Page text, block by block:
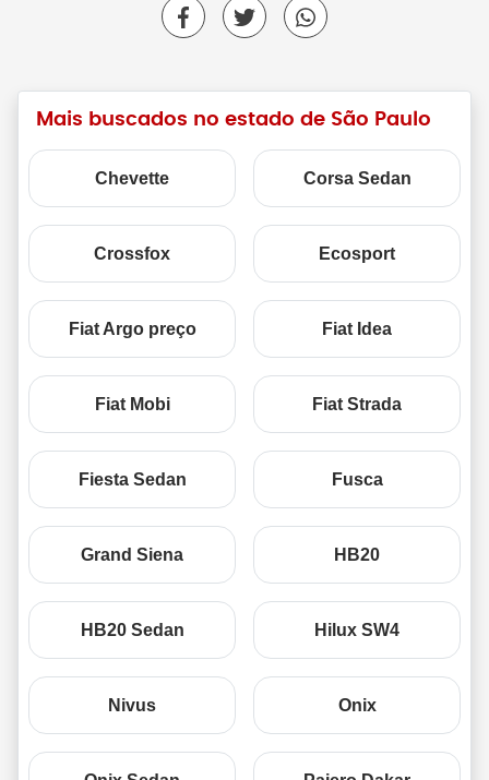
Mais buscados no estado de São Paulo
Chevette Corsa Sedan
Crossfox Ecosport
Fiat Argo preço Fiat Idea
Fiat Mobi Fiat Strada
Fiesta Sedan Fusca
Grand Siena HB20
HB20 Sedan Hilux SW4
Nivus Onix